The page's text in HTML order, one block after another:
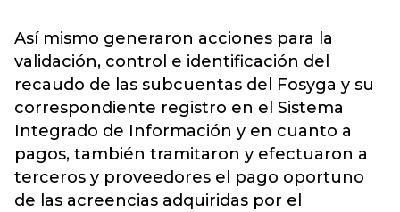
Así mismo generaron acciones para la
validación, control e identificación del
recaudo de las subcuentas del Fosyga y su
correspondiente registro en el Sistema
Integrado de Información y en cuanto a
pagos, también tramitaron y efectuaron a
terceros y proveedores el pago oportuno
de las acreencias adquiridas por el